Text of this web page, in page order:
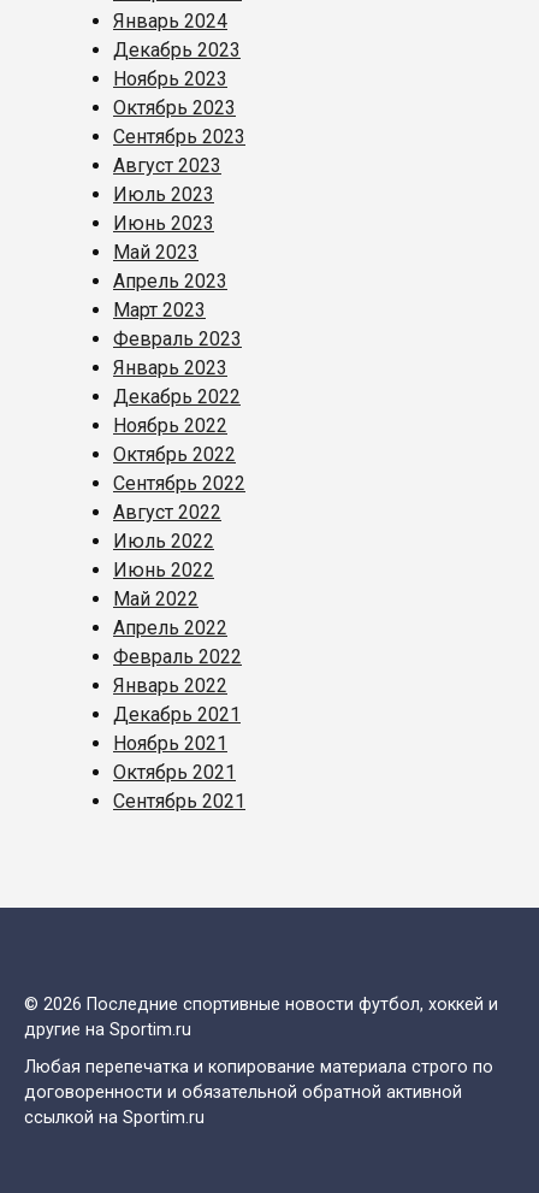
Январь 2024
Декабрь 2023
Ноябрь 2023
Октябрь 2023
Сентябрь 2023
Август 2023
Июль 2023
Июнь 2023
Май 2023
Апрель 2023
Март 2023
Февраль 2023
Январь 2023
Декабрь 2022
Ноябрь 2022
Октябрь 2022
Сентябрь 2022
Август 2022
Июль 2022
Июнь 2022
Май 2022
Апрель 2022
Февраль 2022
Январь 2022
Декабрь 2021
Ноябрь 2021
Октябрь 2021
Сентябрь 2021
© 2026 Последние спортивные новости футбол, хоккей и
другие на Sportim.ru
Любая перепечатка и копирование материала строго по
договоренности и обязательной обратной активной
ссылкой на Sportim.ru